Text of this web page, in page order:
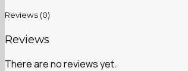
Reviews (0)
Reviews
There are no reviews yet.